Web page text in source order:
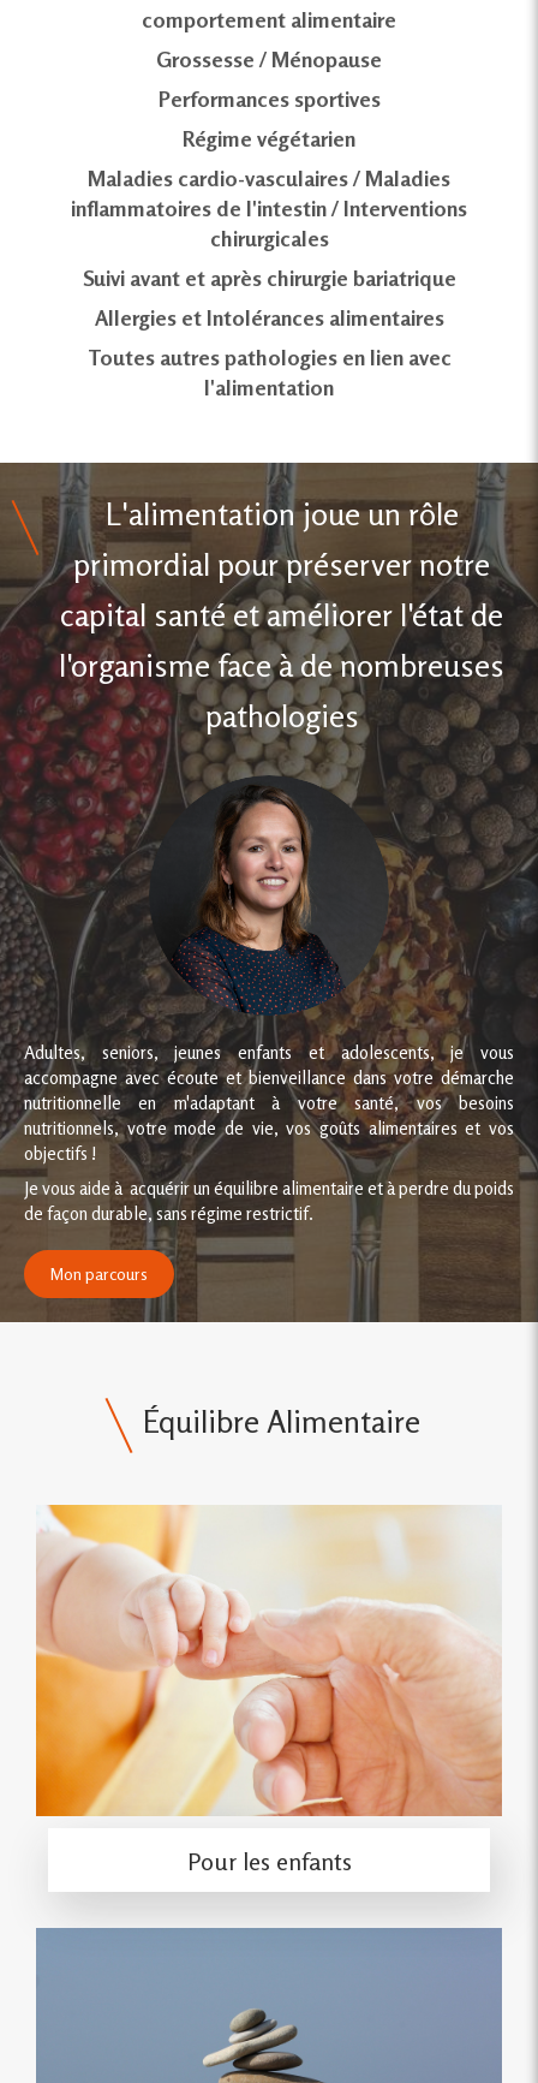
Prendre RdV sur Doctolibcomportement alimentaire
Grossesse / Ménopause
Performances sportives
Régime végétarien
Maladies cardio-vasculaires / Maladies
inflammatoires de l'intestin / Interventions
chirurgicales
Suivi avant et après chirurgie bariatrique
Allergies et Intolérances alimentaires
Toutes autres pathologies en lien avec
l'alimentation
L'alimentation joue un rôle
primordial pour préserver notre
capital santé et améliorer l'état de
l'organisme face à de nombreuses
pathologies
Adultes, seniors, jeunes enfants et adolescents, je vous
accompagne avec écoute et bienveillance dans votre démarche
nutritionnelle en m'adaptant à votre santé, vos besoins
nutritionnels, votre mode de vie, vos goûts alimentaires et vos
objectifs !
Je vous aide à acquérir un équilibre alimentaire et à perdre du poids
de façon durable, sans régime restrictif.
Mon parcours
Équilibre Alimentaire
Pour les enfants